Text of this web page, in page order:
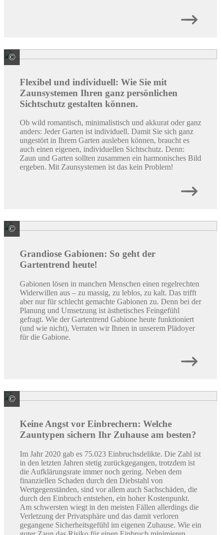
© Hanseatischer Drahthandel GmbH
Flexibel und individuell: Wie Sie mit
Zaunsystemen Ihren ganz ­persönlichen
Sichtschutz gestalten können.
Ob wild romantisch, minimalistisch und akkurat oder ganz
anders: Jeder Garten ist individuell. Damit Sie sich ganz
ungestört in Ihrem Garten ausleben können, braucht es
auch einen eigenen, individuellen Sichtschutz. Denn:
Zaun und Garten sollten zusammen ein harmonisches Bild
ergeben. Mit Zaunsystemen ist das kein Problem!
© Hanseatischer Drahthandel GmbH
Grandiose Gabionen: So geht der
Gartentrend heute!
Gabionen lösen in manchen Menschen einen regelrechten
Widerwillen aus – zu massig, zu leblos, zu kalt. Das trifft
aber nur für schlecht gemachte Gabionen zu. Denn bei der
Planung und Umsetzung ist ästhetisches Feingefühl
gefragt. Wie der Gartentrend Gabione heute funktioniert
(und wie nicht), Verraten wir Ihnen in unserem Plädoyer
für die Gabione.
© © alexeevich / stock.adobe.com
Keine Angst vor Einbrechern: Welche
Zauntypen sichern Ihr Zuhause am besten?
Im Jahr 2020 gab es 75.023 Einbruchsdelikte. Die Zahl ist
in den letzten Jahren stetig zurückgegangen, trotzdem ist
die Aufklärungsrate immer noch gering. Neben dem
finanziellen Schaden durch den Diebstahl von
Wertgegenständen, sind vor allem auch Sachschäden, die
durch den Einbruch entstehen, ein hoher Kostenpunkt.
Am schwersten wiegt in den meisten Fällen allerdings die
Verletzung der Privatsphäre und das damit verloren
gegangene Sicherheitsgefühl im eigenen Zuhause. Wie ein